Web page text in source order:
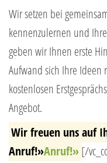
Wir setzen bei
kennenzulernen und
geben wir Ihnen erste
Aufwand sich Ihre Ideen
kostenlosen
Angebot.
Wir freuen uns auf
Anruf!»Anruf!»[/